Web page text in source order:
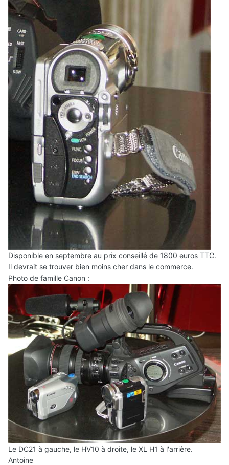
Disponible en septembre au prix conseillé de 1800 euros TTC.
Il devrait se trouver bien moins cher dans le commerce.
Photo de famille Canon :
Le DC21 à gauche, le HV10 à droite, le XL H1 à l'arrière.
Antoine